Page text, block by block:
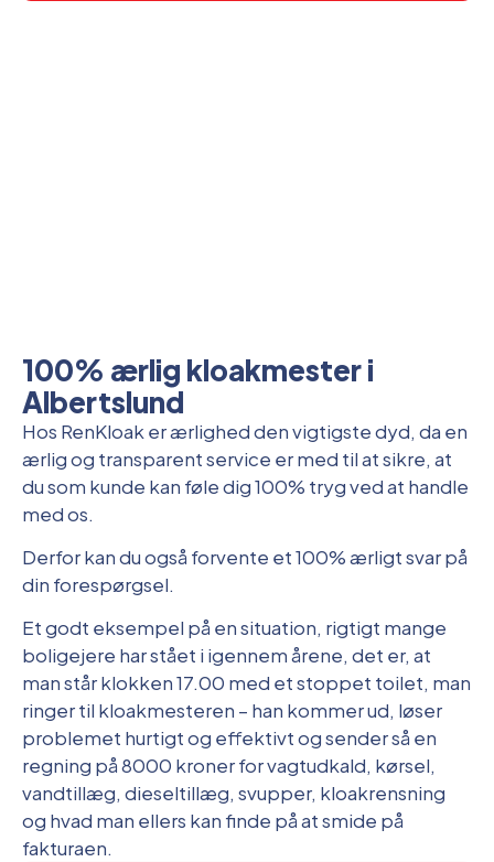
100% ærlig kloakmester i
Albertslund
Hos RenKloak er ærlighed den vigtigste dyd, da en
ærlig og transparent service er med til at sikre, at
du som kunde kan føle dig 100% tryg ved at handle
med os.
Derfor kan du også forvente et 100% ærligt svar på
din forespørgsel.
Et godt eksempel på en situation, rigtigt mange
boligejere har stået i igennem årene, det er, at
man står klokken 17.00 med et stoppet toilet, man
ringer til kloakmesteren – han kommer ud, løser
problemet hurtigt og effektivt og sender så en
regning på 8000 kroner for vagtudkald, kørsel,
vandtillæg, dieseltillæg, svupper, kloakrensning
og hvad man ellers kan finde på at smide på
fakturaen.